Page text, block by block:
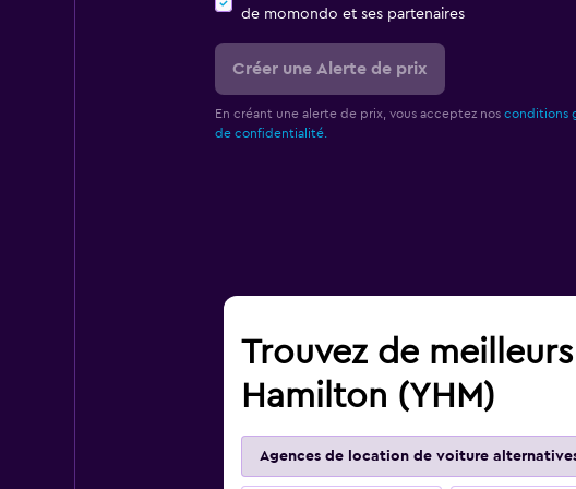
de momondo et ses partenaires
Créer une Alerte de prix
En créant une alerte de prix, vous acceptez nos conditions
de confidentialité.
Trouvez de
Hamilton (YHM)
Agences de location de voiture